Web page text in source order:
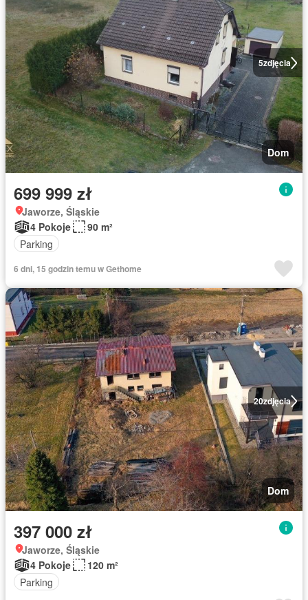
5zdjęcia
Dom
699 999 zł
Jaworze, Śląskie
4 Pokoje
90 m²
Parking
6 dni, 15 godzin temu w Gethome
20zdjęcia
Dom
397 000 zł
Jaworze, Śląskie
4 Pokoje
120 m²
Parking